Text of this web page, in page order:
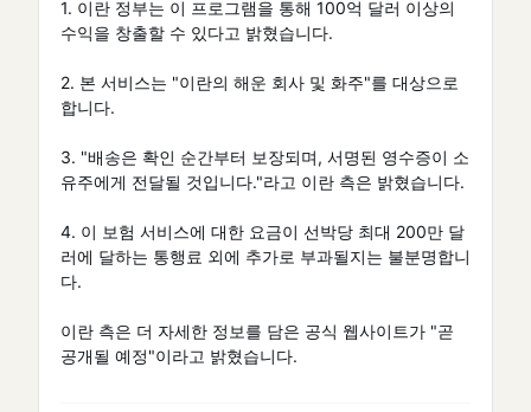
1. 이란 정부는 이 프로그램을 통해 100억 달러 이상의
수익을 창출할 수 있다고 밝혔습니다.
2. 본 서비스는 "이란의 해운 회사 및 화주"를 대상으로
합니다.
3. "배송은 확인 순간부터 보장되며, 서명된 영수증이 소
유주에게 전달될 것입니다."라고 이란 측은 밝혔습니다.
4. 이 보험 서비스에 대한 요금이 선박당 최대 200만 달
러에 달하는 통행료 외에 추가로 부과될지는 불분명합니
다.
이란 측은 더 자세한 정보를 담은 공식 웹사이트가 "곧
공개될 예정"이라고 밝혔습니다.